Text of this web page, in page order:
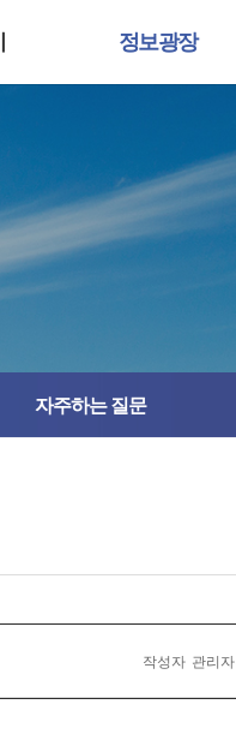
정보광장
자주하는 질문
작성자 관리자